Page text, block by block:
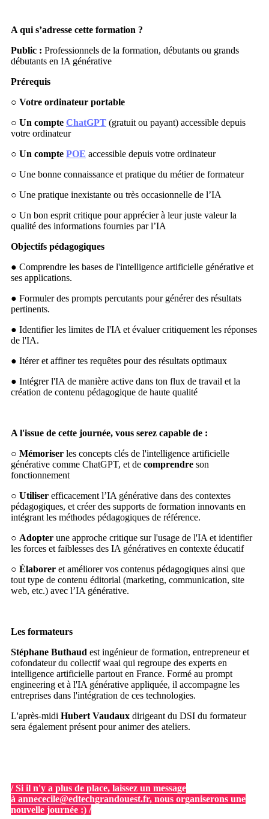
A qui s’adresse cette formation ?
Public : Professionnels de la formation, débutants ou grands
débutants en IA générative
Prérequis
○ Votre ordinateur portable
○ Un compte ChatGPT (gratuit ou payant) accessible depuis
votre ordinateur
○ Un compte POE accessible depuis votre ordinateur
○ Une bonne connaissance et pratique du métier de formateur
○ Une pratique inexistante ou très occasionnelle de l’IA
○ Un bon esprit critique pour apprécier à leur juste valeur la
qualité des informations fournies par l’IA
Objectifs pédagogiques
● Comprendre les bases de l'intelligence artificielle générative et
ses applications.
● Formuler des prompts percutants pour générer des résultats
pertinents.
● Identifier les limites de l'IA et évaluer critiquement les réponses
de l'IA.
● Itérer et affiner tes requêtes pour des résultats optimaux
● Intégrer l'IA de manière active dans ton flux de travail et la
création de contenu pédagogique de haute qualité
A l'issue de cette journée, vous serez capable de :
○ Mémoriser les concepts clés de l'intelligence artificielle
générative comme ChatGPT, et de comprendre son
fonctionnement
○ Utiliser efficacement l’IA générative dans des contextes
pédagogiques, et créer des supports de formation innovants en
intégrant les méthodes pédagogiques de référence.
○ Adopter une approche critique sur l'usage de l'IA et identifier
les forces et faiblesses des IA génératives en contexte éducatif
○ Élaborer et améliorer vos contenus pédagogiques ainsi que
tout type de contenu éditorial (marketing, communication, site
web, etc.) avec l’IA générative.
Les formateurs
Stéphane Buthaud est ingénieur de formation, entrepreneur et
cofondateur du collectif waai qui regroupe des experts en
intelligence artificielle partout en France. Formé au prompt
engineering et à l'IA générative appliquée, il accompagne les
entreprises dans l'intégration de ces technologies.
L'après-midi Hubert Vaudaux dirigeant du DSI du formateur
sera également présent pour animer des ateliers.
/ Si il n'y a plus de place, laissez un message
à annececile@edtechgrandouest.fr, nous organiserons une
nouvelle journée :) /